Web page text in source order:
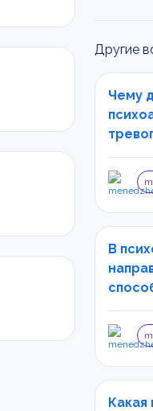
Другие
Чему
В
Какая